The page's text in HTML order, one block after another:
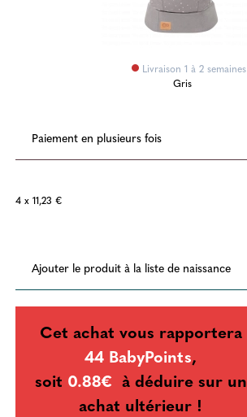
Livraison 1 à 2 semaines
Gris
Paiement en plusieurs fois
4 x 11,23 €
Ajouter le produit à la liste de naissance
Cet achat vous rapportera
44 BabyPoints,
soit 0.88€ à déduire sur un
achat ultérieur !